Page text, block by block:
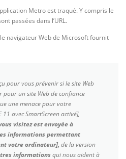
Metro est traqué. Y compris le
passées dans l’URL.
navigateur Web de Microsoft fournit
pour vous prévenir si le site Web
pour un site Web de confiance
une menace pour votre
avec SmartScreen activé],
visitez est envoyée à
informations permettant
votre ordinateur], de la version
informationsqui nous aident à